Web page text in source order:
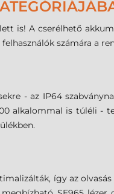
is! A cserélhető
számára a
- az IP64
alkalommal is túléli -
így az olvasás